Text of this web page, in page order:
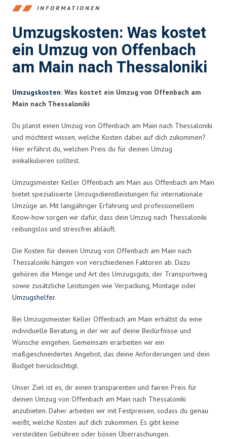
INFORMATIONEN
Umzugskosten: Was kostet
ein Umzug von Offenbach
am Main nach Thessaloniki
Umzugskosten: Was kostet ein Umzug von Offenbach am
Main nach Thessaloniki
Du planst einen Umzug von Offenbach am Main nach Thessaloniki
und möchtest wissen, welche Kosten dabei auf dich zukommen?
Hier erfährst du, welchen Preis du für deinen Umzug
einkalkulieren solltest.
Umzugsmeister Keller Offenbach am Main aus Offenbach am Main
bietet spezialisierte Umzugsdienstleistungen für internationale
Umzüge an. Mit langjähriger Erfahrung und professionellem
Know-how sorgen wir dafür, dass dein Umzug nach Thessaloniki
reibungslos und stressfrei abläuft.
Die Kosten für deinen Umzug von Offenbach am Main nach
Thessaloniki hängen von verschiedenen Faktoren ab. Dazu
gehören die Menge und Art des Umzugsguts, der Transportweg
sowie zusätzliche Leistungen wie Verpackung, Montage oder
Umzugshelfer.
Bei Umzugsmeister Keller Offenbach am Main erhältst du eine
individuelle Beratung, in der wir auf deine Bedürfnisse und
Wünsche eingehen. Gemeinsam erarbeiten wir ein
maßgeschneidertes Angebot, das deine Anforderungen und dein
Budget berücksichtigt.
Unser Ziel ist es, dir einen transparenten und fairen Preis für
deinen Umzug von Offenbach am Main nach Thessaloniki
anzubieten. Daher arbeiten wir mit Festpreisen, sodass du genau
weißt, welche Kosten auf dich zukommen. Es gibt keine
versteckten Gebühren oder bösen Überraschungen.